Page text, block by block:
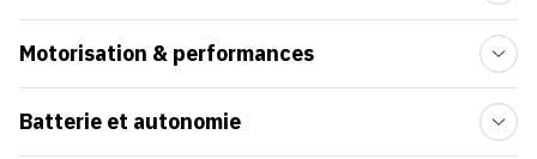
Motorisation & performances
Batterie et autonomie